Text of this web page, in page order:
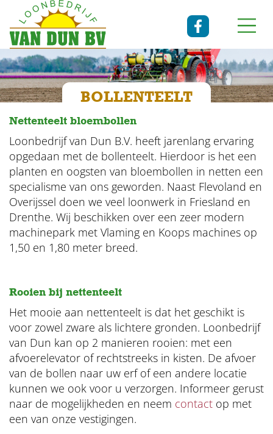
BOLLENTEELT
Nettenteelt bloembollen
Loonbedrijf van Dun B.V. heeft jarenlang ervaring
opgedaan met de bollenteelt. Hierdoor is het een
planten en oogsten van bloembollen in netten een
specialisme van ons geworden. Naast Flevoland en
Overijssel doen we veel loonwerk in Friesland en
Drenthe. Wij beschikken over een zeer modern
machinepark met Vlaming en Koops machines op
1,50 en 1,80 meter breed.
Rooien bij nettenteelt
Het mooie aan nettenteelt is dat het geschikt is
voor zowel zware als lichtere gronden. Loonbedrijf
van Dun kan op 2 manieren rooien: met een
afvoerelevator of rechtstreeks in kisten. De afvoer
van de bollen naar uw erf of een andere locatie
kunnen we ook voor u verzorgen. Informeer gerust
naar de mogelijkheden en neem contact op met
een van onze vestigingen.